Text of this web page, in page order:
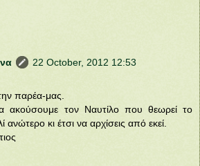
22 October, 2012 12:53
παρέα-μας.
ακούσουμε τον Ναυτίλο που θεωρεί το
ανώτερο κι έτσι να αρχίσεις από εκεί.